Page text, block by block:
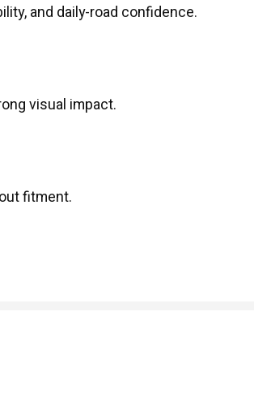
and daily-road confidence.
visual impact.
fitment.